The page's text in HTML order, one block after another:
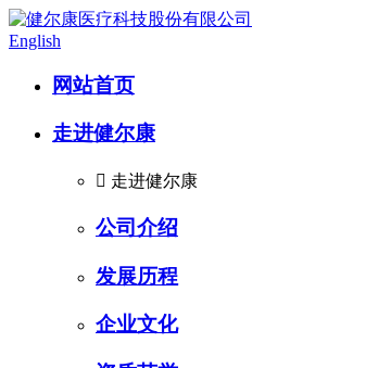
English
网站首页
走进健尔康
 走进健尔康
公司介绍
发展历程
企业文化